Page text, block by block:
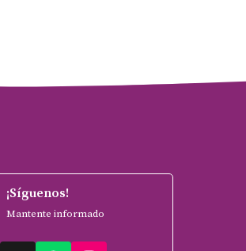
¡Síguenos!
Mantente informado